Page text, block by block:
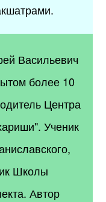
Васильевич
более 10
Центра
Ученик
Школы
Автор